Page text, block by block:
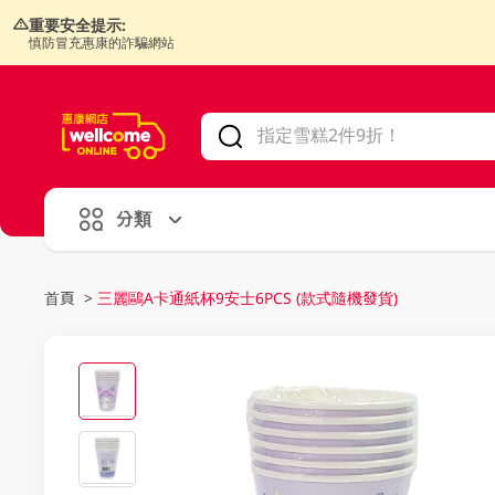
重要安全提示:
慎防冒充惠康的詐騙網站
分類
首頁 > 三麗鷗A卡通紙杯9安士6PCS (款式隨機發貨)